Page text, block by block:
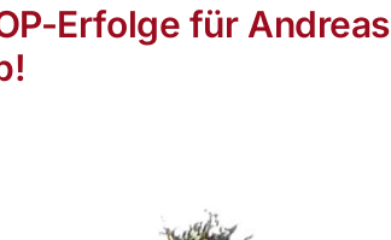
Erfolge für Andreas